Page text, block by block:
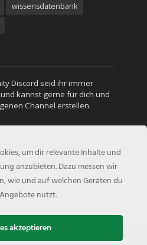
wissensdatenbank
Discord seid ihr immer
kannst gerne für dich und
Channel erstellen.
um dir relevante Inhalte und
anzubieten. Dazu messen wir
wie und auf welchen Geräten du
nutzt.
akzeptieren